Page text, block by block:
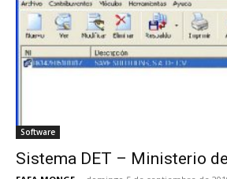
Software
Sistema DET – Ministerio